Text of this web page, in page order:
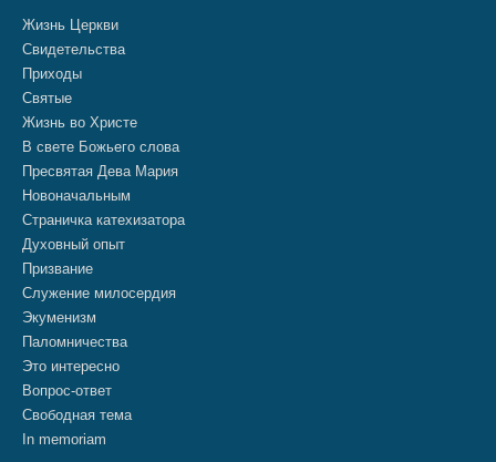
Жизнь Церкви
Свидетельства
Приходы
Святые
Жизнь во Христе
В свете Божьего слова
Пресвятая Дева Мария
Новоначальным
Страничка катехизатора
Духовный опыт
Призвание
Служение милосердия
Экуменизм
Паломничества
Это интересно
Вопрос-ответ
Свободная тема
In memoriam